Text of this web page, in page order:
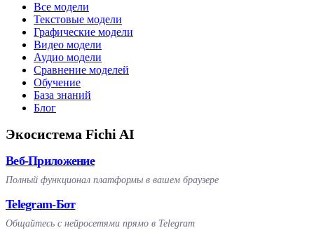
Все модели
Текстовые модели
Графические модели
Видео модели
Аудио модели
Сравнение моделей
Обучение
База знаний
Блог
Экосистема Fichi AI
Веб-Приложение
Полный функционал платформы в вашем браузере
Telegram-Бот
Общайтесь с нейросетями прямо в Telegram